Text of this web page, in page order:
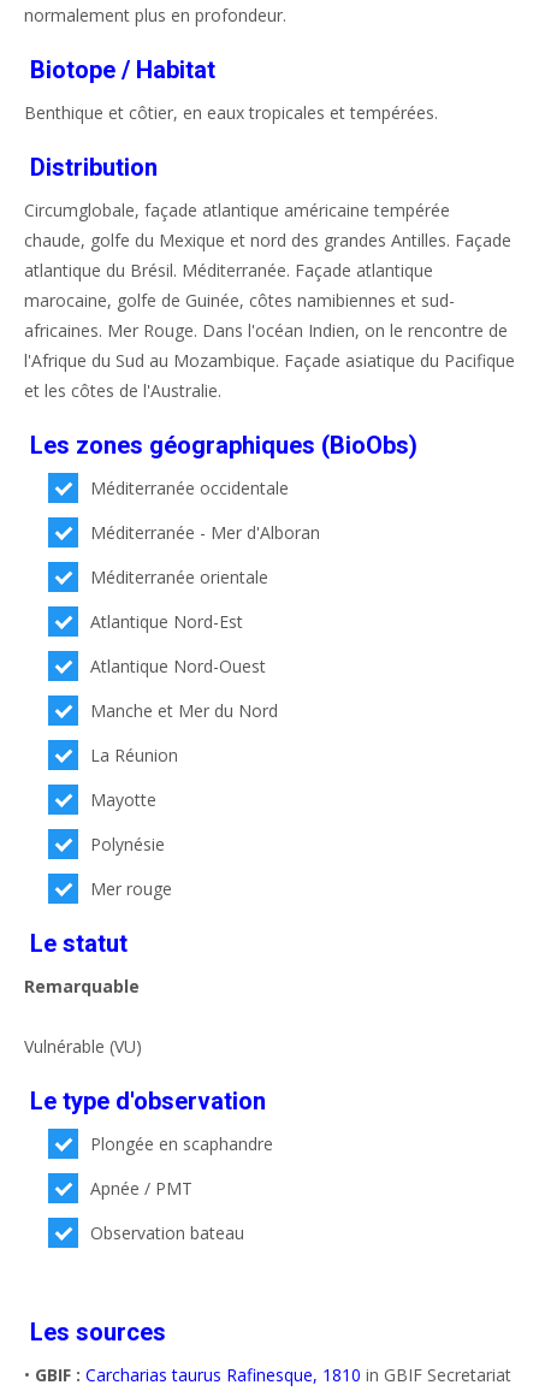
normalement plus en profondeur.
Biotope / Habitat
Benthique et côtier, en eaux tropicales et tempérées.
Distribution
Circumglobale, façade atlantique américaine tempérée
chaude, golfe du Mexique et nord des grandes Antilles. Façade
atlantique du Brésil. Méditerranée. Façade atlantique
marocaine, golfe de Guinée, côtes namibiennes et sud-
africaines. Mer Rouge. Dans l'océan Indien, on le rencontre de
l'Afrique du Sud au Mozambique. Façade asiatique du Pacifique
et les côtes de l'Australie.
Les zones géographiques (BioObs)
Méditerranée occidentale
Méditerranée - Mer d'Alboran
Méditerranée orientale
Atlantique Nord-Est
Atlantique Nord-Ouest
Manche et Mer du Nord
La Réunion
Mayotte
Polynésie
Mer rouge
Le statut
Remarquable
Vulnérable (VU)
Le type d'observation
Plongée en scaphandre
Apnée / PMT
Observation bateau
Les sources
• GBIF : Carcharias taurus Rafinesque, 1810 in GBIF Secretariat